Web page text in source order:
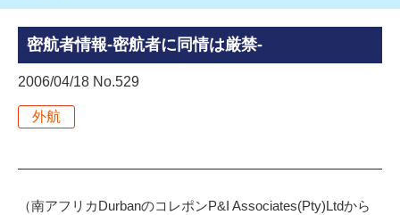
密航者情報-密航者に同情は厳禁-
2006/04/18 No.529
外航
（南アフリカDurbanのコレポンP&I Associates(Pty)Ltdから